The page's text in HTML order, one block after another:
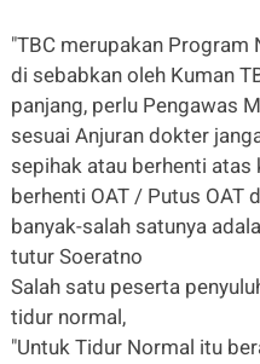
"TBC merupakan Program
di sebabkan oleh Kuman
panjang, perlu Pengawas
sesuai Anjuran dokter
sepihak atau berhenti atas
berhenti OAT / Putus OAT
banyak-salah satunya
tutur Soeratno
Salah satu peserta
tidur normal,
"Untuk Tidur Normal itu